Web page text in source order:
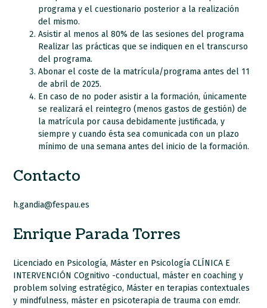
programa y el cuestionario posterior a la realización
del mismo.
Asistir al menos al 80% de las sesiones del programa
Realizar las prácticas que se indiquen en el transcurso
del programa.
Abonar el coste de la matrícula/programa antes del 11
de abril de 2025.
En caso de no poder asistir a la formación, únicamente
se realizará el reintegro (menos gastos de gestión) de
la matrícula por causa debidamente justificada, y
siempre y cuando ésta sea comunicada con un plazo
mínimo de una semana antes del inicio de la formación.
Contacto
h.gandia@fespau.es
Enrique Parada Torres
Licenciado en Psicología, Máster en Psicología CLÍNICA E
INTERVENCIÓN COgnitivo -conductual, máster en coaching y
problem solving estratégico, Máster en terapias contextuales
y mindfulness, máster en psicoterapia de trauma con emdr.